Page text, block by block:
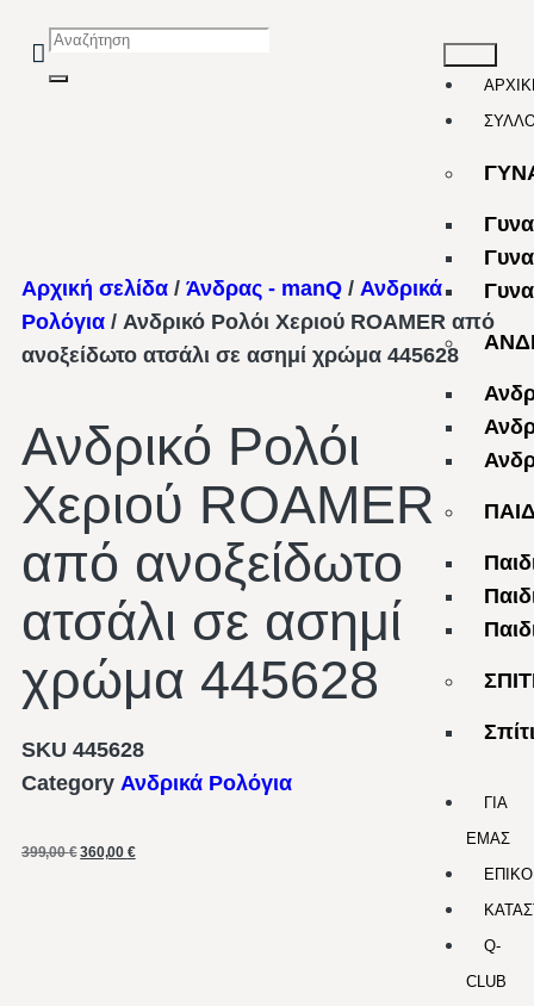
ΓΙΑ
ΕΜΑΣ
Q-
CLUB
Αρχική σελίδα / Άνδρας - manQ / Ανδρικά
Ρολόγια / Ανδρικό Ρολόι Χεριού ROAMER από
ανοξείδωτο ατσάλι σε ασημί χρώμα 445628
Ανδρικό Ρολόι
Χεριού ROAMER
από ανοξείδωτο
ατσάλι σε ασημί
χρώμα 445628
SKU 445628
Category Ανδρικά Ρολόγια
399,00€ 360,00 €